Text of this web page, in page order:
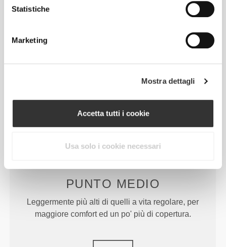
Statistiche
Marketing
Mostra dettagli
Accetta tutti i cookie
Usa solo i cookie necessari
PROGETTATO PER
ESSERE
Fabbricazione elastica bidirezionale sviluppata in
laboratorio, creata per assecondare improvvise
accelerazioni e cambi di direzione.
PUNTO MEDIO
Leggermente più alti di quelli a vita regolare, per
maggiore comfort ed un po' più di copertura.